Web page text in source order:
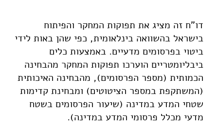
comparison-scientific-publications-1990-2011
דו"ח זה מציג את תפוקות המחקר והפיתוח
בישראל בהשוואה בינלאומית, כפי שהן באות לידי
ביטוי בפרסומים מדעיים. באמצעות כלים
ביבליומטריים הוערכו תפוקות המחקר מהבחינה
הכמותית (מספר הפרסומים), מהבחינה האיכותית
(המשתקפת במספר הציטוטים) ומבחינת קדימות
שטחי המדע במדינה (שיעור הפרסומים בשטח
מדעי מכלל פרסומי המדע במדינה).